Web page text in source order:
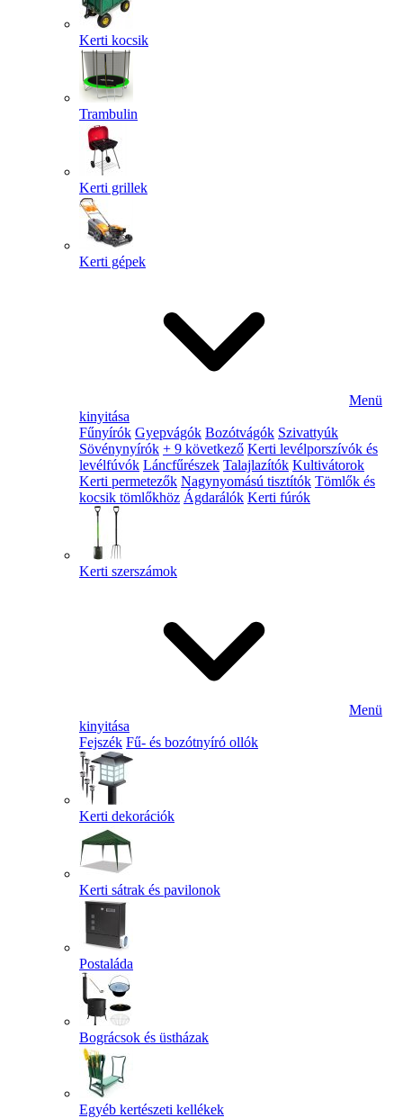
Kerti kocsik
Trambulin
Kerti grillek
Kerti gépek
Menü
kinyitása
Fűnyírók Gyepvágók Bozótvágók Szivattyúk
Sövénynyírók + 9 következő Kerti levélporszívók és
levélfúvók Láncfűrészek Talajlazítók Kultivátorok
Kerti permetezők Nagynyomású tisztítók Tömlők és
kocsik tömlőkhöz Ágdarálók Kerti fúrók
Kerti szerszámok
Menü
kinyitása
Fejszék Fű- és bozótnyíró ollók
Kerti dekorációk
Kerti sátrak és pavilonok
Postaláda
Bográcsok és üstházak
Egyéb kertészeti kellékek